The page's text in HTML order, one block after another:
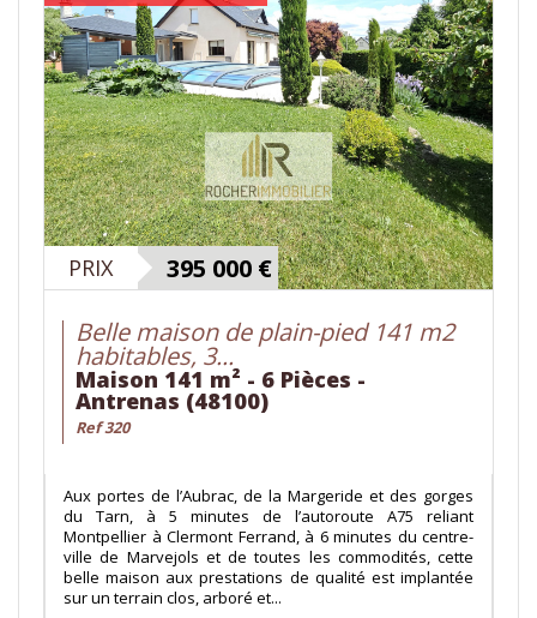
PRIX 395 000 €
Belle maison de plain-pied 141 m2
habitables, 3...
Maison 141 m² - 6 Pièces -
Antrenas (48100)
Ref 320
Aux portes de l’Aubrac, de la Margeride et des gorges
du Tarn, à 5 minutes de l’autoroute A75 reliant
Montpellier à Clermont Ferrand, à 6 minutes du centre-
ville de Marvejols et de toutes les commodités, cette
belle maison aux prestations de qualité est implantée
sur un terrain clos, arboré et...